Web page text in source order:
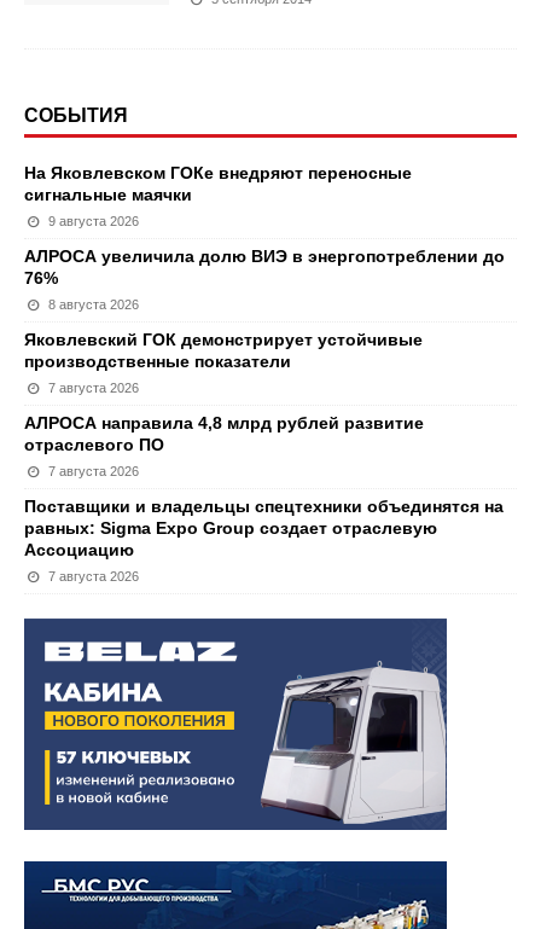
СОБЫТИЯ
На Яковлевском ГОКе внедряют переносные
сигнальные маячки
9 августа 2026
АЛРОСА увеличила долю ВИЭ в энергопотреблении до
76%
8 августа 2026
Яковлевский ГОК демонстрирует устойчивые
производственные показатели
7 августа 2026
АЛРОСА направила 4,8 млрд рублей развитие
отраслевого ПО
7 августа 2026
Поставщики и владельцы спецтехники объединятся на
равных: Sigma Expo Group создает отраслевую
Ассоциацию
7 августа 2026